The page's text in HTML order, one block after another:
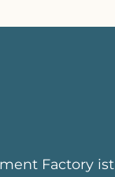
Factory ist